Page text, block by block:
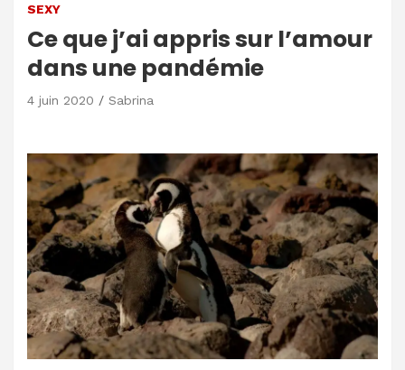
SEXY
Ce que j’ai appris sur l’amour
dans une pandémie
4 juin 2020 Sabrina